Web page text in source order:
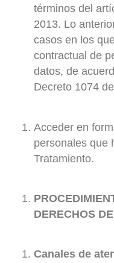
términos del
2013. Lo
casos en los
contractual de
datos, de
Decreto 1074
Acceder en
personales que
Tratamiento.
DERECHOS
Canales de